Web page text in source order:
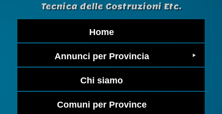
Tecnica delle Costruzioni Etc.
Home
Annunci per Provincia
Chi siamo
Comuni per Province